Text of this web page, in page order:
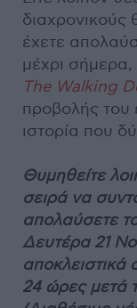
διαχρονικούς
έχετε
μέχρι σήμερα,
Τhe Walking
προβολής του
ιστορία που
Θυμηθείτε
σειρά να
απολαύσετε
Δευτέρα 21
αποκλειστικά
24 ώρες μετά